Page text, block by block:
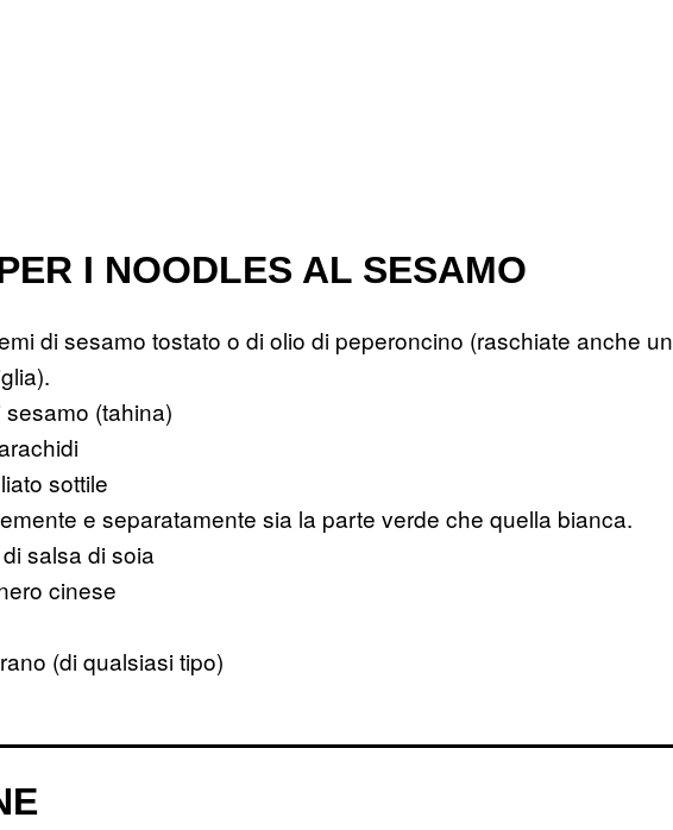
I NOODLES AL SESAMO
di sesamo tostato o di olio di peperoncino (raschiate anche un
(tahina)
sottile
e separatamente sia la parte verde che quella bianca.
salsa di soia
cinese
(di qualsiasi tipo)